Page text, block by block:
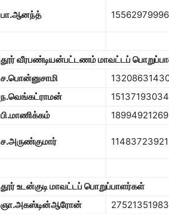
பா.ஆனந்த் 15562979996
வீரபண்டியன்பட்டணம் மாவட்டப்
ச.பொன்னுசாமி
ந.வெங்கட்ராமன்
15137193034
பி.மாணிக்கம்
18994921269
ச.அருண்குமார் 11483723921
உடன்குடி மாவட்டப் பொறுப்பாளர்கள்
ஞா.அகஸ்டின்ஆரோன்
27521351983